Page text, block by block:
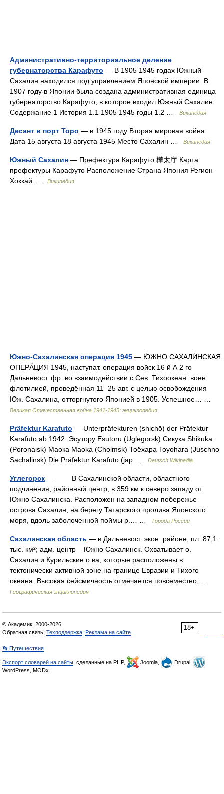
Административно-территориальное деление
губернаторства Карафуто — В 1905 1945 годах Южный
Сахалин находился под управлением Японской империи. В
1907 году в Японии была создана административная единица
губернаторство Карафуто, в которое входил Южный Сахалин.
Содержание 1 История 1.1 1905 1945 годы 1.2 …
Википедия
Десант в порт Торо — в 1945 году Вторая мировая война
Дата 15 августа 18 августа 1945 Место Сахалин …
Википедия
Южный Сахалин — Префектура Карафуто 樺太庁 Карта
префектуры Карафуто Расположение Страна Япония Регион
Хоккай …
Википедия
Южно-Сахалинская операция 1945 — Ю́ЖНО САХАЛИ́НСКАЯ
ОПЕРÁЦИЯ 1945, наступат. операция войск 16 й А 2 го
Дальневост. фр. во взаимодействии с Сев. Тихоокеан. воен.
флотилией, проведённая 11–25 авг. с целью освобождения
Юж. Сахалина, отторгнутого Японией в 1905. Успешное… …
Великая Отечественная война 1941-1945: энциклопедия
Präfektur Karafuto — Unterpräfekturen (shichō) der Präfektur
Karafuto ab 1942: Эсутору Esutoru (Uglegorsk) Сикука Shikuka
(Poronaisk) Маока Maoka (Cholmsk) Тоёхара Toyohara (Juschno
Sachalinsk) Die Präfektur Karafuto (jap …
Deutsch Wikipedia
Углегорск — В Сахалинской области, областного
подчинения, районный центр, в 359 км к северо западу от
Южно Сахалинска. Расположен на западном побережье
острова Сахалин, на берегу Татарского пролива Японского
моря, вдоль заболоченной поймы р.… …
Города России
Сахалинская область — в Дальневост. экон. районе, пл. 87,1
тыс. км²; адм. центр – Южно Сахалинск. Охватывает о.
Сахалин и Курильские о ва, которые расположены в
тектонически активной зоне на границе Евразии и Тихого
океана. Высокая сейсмичность отмечается повсеместно; …
Географическая энциклопедия
18+
© Академик, 2000-2026
Обратная связь: Техподдержка Реклама на сайте
👣 Путешествия
Экспорт словарей на сайты , сделанные на PHP, Joomla,
Drupal,
WordPress, MODx.